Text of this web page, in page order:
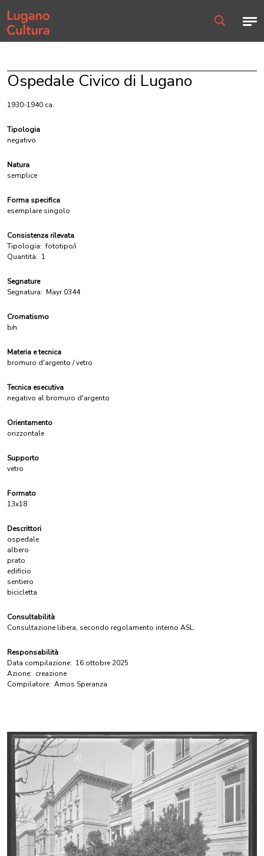
Home page
Ospedale Civico di Lugano
1930-1940 ca.
Tipologia
negativo
Natura
semplice
Forma specifica
esemplare singolo
Consistenza rilevata
Tipologia: fototipo/i
Quantità: 1
Segnature
Segnatura: Mayr 0344
Cromatismo
b/n
Materia e tecnica
bromuro d'argento / vetro
Tecnica esecutiva
negativo al bromuro d'argento
Orientamento
orizzontale
Supporto
vetro
Formato
13x18
Descrittori
ospedale
albero
prato
edificio
sentiero
bicicletta
Consultabilità
Consultazione libera, secondo regolamento interno ASL.
Responsabilità
Data compilazione: 16 ottobre 2025
Azione: creazione
Compilatore: Amos Speranza